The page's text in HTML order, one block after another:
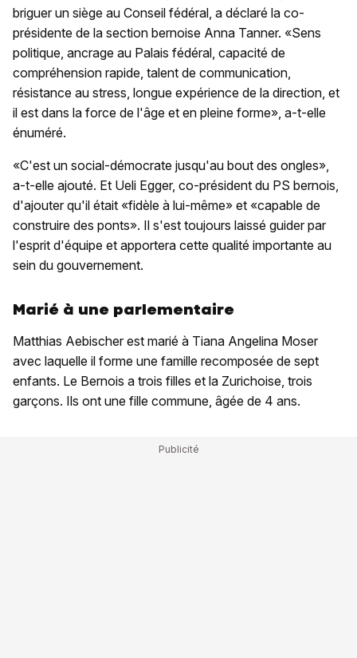
briguer un siège au Conseil fédéral, a déclaré la co-
présidente de la section bernoise Anna Tanner. «Sens
politique, ancrage au Palais fédéral, capacité de
compréhension rapide, talent de communication,
résistance au stress, longue expérience de la direction, et
il est dans la force de l'âge et en pleine forme», a-t-elle
énuméré.
«C'est un social-démocrate jusqu'au bout des ongles»,
a-t-elle ajouté. Et Ueli Egger, co-président du PS bernois,
d'ajouter qu'il était «fidèle à lui-même» et «capable de
construire des ponts». Il s'est toujours laissé guider par
l'esprit d'équipe et apportera cette qualité importante au
sein du gouvernement.
Marié à une parlementaire
Matthias Aebischer est marié à Tiana Angelina Moser
avec laquelle il forme une famille recomposée de sept
enfants. Le Bernois a trois filles et la Zurichoise, trois
garçons. Ils ont une fille commune, âgée de 4 ans.